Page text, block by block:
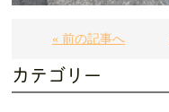
« 前の記事へ
カテゴリー